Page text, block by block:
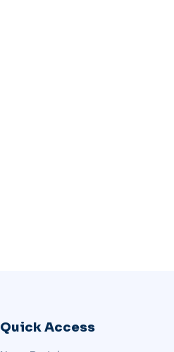
Quick Access